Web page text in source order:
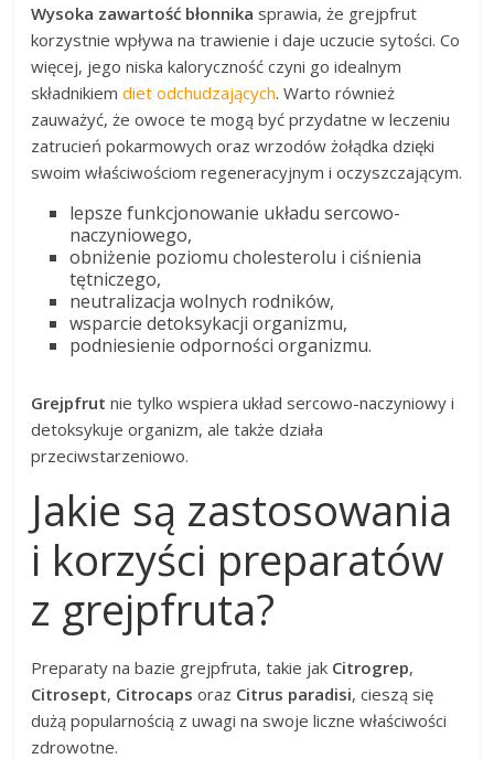
Wysoka zawartość błonnika sprawia, że grejpfrut
korzystnie wpływa na trawienie i daje uczucie sytości. Co
więcej, jego niska kaloryczność czyni go idealnym
składnikiemdiet odchudzających. Warto również
zauważyć, że owoce te mogą być przydatne w leczeniu
zatrucień pokarmowych oraz wrzodów żołądka dzięki
swoim właściwościom regeneracyjnym i oczyszczającym.
lepsze funkcjonowanie układu sercowo-
naczyniowego,
obniżenie poziomu cholesterolu i ciśnienia
tętniczego,
neutralizacja wolnych rodników,
wsparcie detoksykacji organizmu,
podniesienie odporności organizmu.
Grejpfrut nie tylko wspiera układ sercowo-naczyniowy i
detoksykuje organizm, ale także działa
przeciwstarzeniowo.
Jakie są zastosowania
i korzyści preparatów
z grejpfruta?
Preparaty na bazie grejpfruta, takie jak Citrogrep,
Citrosept, Citrocaps oraz Citrus paradisi, cieszą się
dużą popularnością z uwagi na swoje liczne właściwości
zdrowotne.